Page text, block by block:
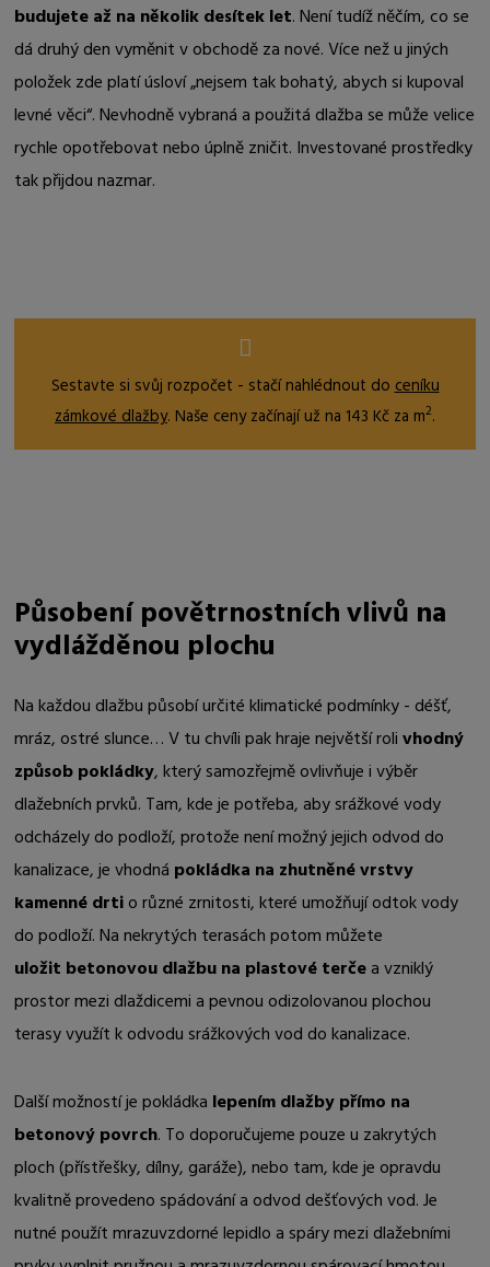
budujete až na několik desítek let. Není tudíž něčím, co se
dá druhý den vyměnit v obchodě za nové. Více než u jiných
položek zde platí úsloví „nejsem tak bohatý, abych si kupoval
levné věci“. Nevhodně vybraná a použitá dlažba se může velice
rychle opotřebovat nebo úplně zničit. Investované prostředky
tak přijdou nazmar.
Sestavte si svůj rozpočet - stačí nahlédnout doceníku
zámkové dlažby. Naše ceny začínají už na 143 Kč za m2.
Působení povětrnostních vlivů na
vydlážděnou plochu
Na každou dlažbu působí určité klimatické podmínky - déšť,
mráz, ostré slunce… V tu chvíli pak hraje největší rolivhodný
způsob pokládky, který samozřejmě ovlivňuje i výběr
dlažebních prvků. Tam, kde je potřeba, aby srážkové vody
odcházely do podloží, protože není možný jejich odvod do
kanalizace, je vhodná pokládka na zhutněné vrstvy
kamenné drtio různé zrnitosti, které umožňují odtok vody
do podloží. Na nekrytých terasách potom můžete
uložit betonovou dlažbu na plastové terčea vzniklý
prostor mezi dlaždicemi a pevnou odizolovanou plochou
terasy využít k odvodu srážkových vod do kanalizace.
Další možností je pokládka lepením dlažby přímo na
betonový povrch. To doporučujeme pouze u zakrytých
ploch (přístřešky, dílny, garáže), nebo tam, kde je opravdu
kvalitně provedeno spádování a odvod dešťových vod. Je
nutné použít mrazuvzdorné lepidlo a spáry mezi dlažebními